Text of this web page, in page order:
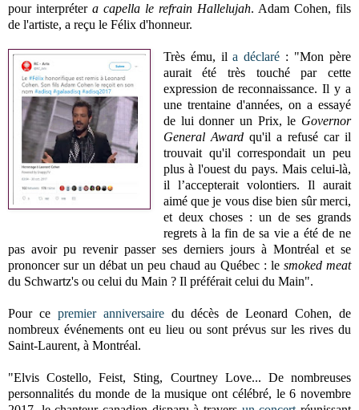
pour interpréter a capella le refrain Hallelujah. Adam Cohen, fils
de l'artiste, a reçu le Félix d'honneur.
Très ému, ila déclaré : "Mon père
aurait été très touché par cette
expression de reconnaissance. Il y a
une trentaine d'années, on a essayé
de lui donner un Prix, le Governor
General Award qu'il a refusé car il
trouvait qu'il correspondait un peu
plus à l'ouest du pays. Mais celui-là,
il l’accepterait volontiers. Il aurait
aimé que je vous dise bien sûr merci,
et deux choses : un de ses grands
regrets à la fin de sa vie a été de ne
pas avoir pu revenir passer ses derniers jours à Montréal et se
prononcer sur un débat un peu chaud au Québec : le smoked meat
du Schwartz's ou celui du Main ? Il préférait celui du Main".
Pour ce premier anniversairedu décès de Leonard Cohen, de
nombreux événements ont eu lieu ou sont prévus sur les rives du
Saint-Laurent, à Montréal.
"Elvis Costello, Feist, Sting, Courtney Love... De nombreuses
personnalités du monde de la musique ont célébré, le 6 novembre